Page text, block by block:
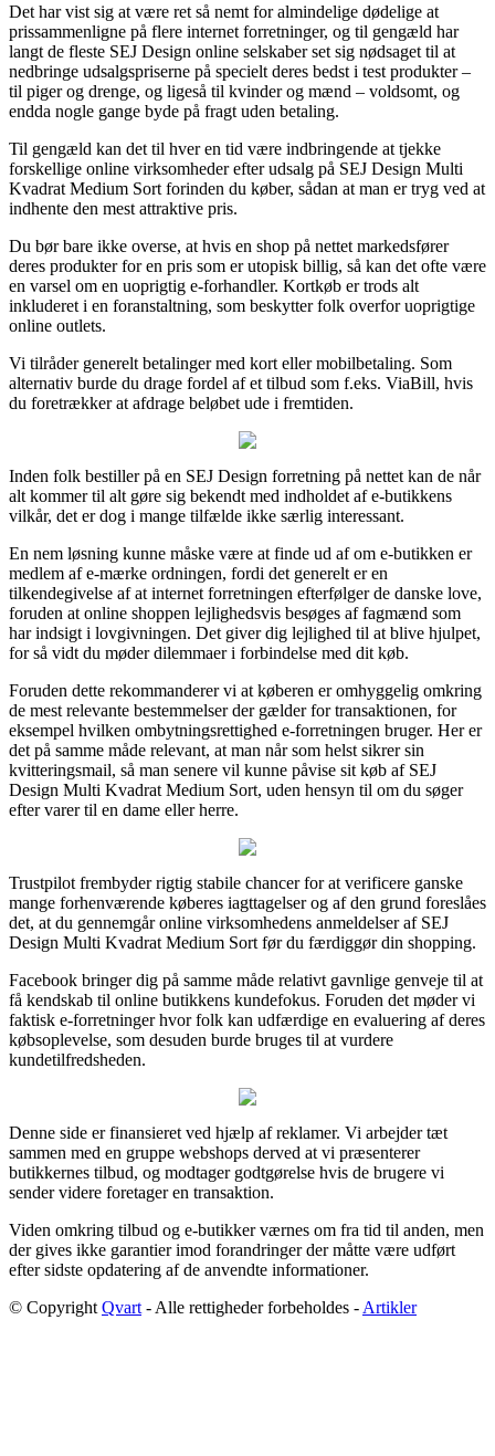
Det har vist sig at være ret så nemt for almindelige dødelige at
prissammenligne på flere internet forretninger, og til gengæld har
langt de fleste SEJ Design online selskaber set sig nødsaget til at
nedbringe udsalgspriserne på specielt deres bedst i test produkter –
til piger og drenge, og ligeså til kvinder og mænd – voldsomt, og
endda nogle gange byde på fragt uden betaling.
Til gengæld kan det til hver en tid være indbringende at tjekke
forskellige online virksomheder efter udsalg på SEJ Design Multi
Kvadrat Medium Sort forinden du køber, sådan at man er tryg ved at
indhente den mest attraktive pris.
Du bør bare ikke overse, at hvis en shop på nettet markedsfører
deres produkter for en pris som er utopisk billig, så kan det ofte være
en varsel om en uoprigtig e-forhandler. Kortkøb er trods alt
inkluderet i en foranstaltning, som beskytter folk overfor uoprigtige
online outlets.
Vi tilråder generelt betalinger med kort eller mobilbetaling. Som
alternativ burde du drage fordel af et tilbud som f.eks. ViaBill, hvis
du foretrækker at afdrage beløbet ude i fremtiden.
Inden folk bestiller på en SEJ Design forretning på nettet kan de når
alt kommer til alt gøre sig bekendt med indholdet af e-butikkens
vilkår, det er dog i mange tilfælde ikke særlig interessant.
En nem løsning kunne måske være at finde ud af om e-butikken er
medlem af e-mærke ordningen, fordi det generelt er en
tilkendegivelse af at internet forretningen efterfølger de danske love,
foruden at online shoppen lejlighedsvis besøges af fagmænd som
har indsigt i lovgivningen. Det giver dig lejlighed til at blive hjulpet,
for så vidt du møder dilemmaer i forbindelse med dit køb.
Foruden dette rekommanderer vi at køberen er omhyggelig omkring
de mest relevante bestemmelser der gælder for transaktionen, for
eksempel hvilken ombytningsrettighed e-forretningen bruger. Her er
det på samme måde relevant, at man når som helst sikrer sin
kvitteringsmail, så man senere vil kunne påvise sit køb af SEJ
Design Multi Kvadrat Medium Sort, uden hensyn til om du søger
efter varer til en dame eller herre.
Trustpilot frembyder rigtig stabile chancer for at verificere ganske
mange forhenværende køberes iagttagelser og af den grund foreslåes
det, at du gennemgår online virksomhedens anmeldelser af SEJ
Design Multi Kvadrat Medium Sort før du færdiggør din shopping.
Facebook bringer dig på samme måde relativt gavnlige genveje til at
få kendskab til online butikkens kundefokus. Foruden det møder vi
faktisk e-forretninger hvor folk kan udfærdige en evaluering af deres
købsoplevelse, som desuden burde bruges til at vurdere
kundetilfredsheden.
Denne side er finansieret ved hjælp af reklamer. Vi arbejder tæt
sammen med en gruppe webshops derved at vi præsenterer
butikkernes tilbud, og modtager godtgørelse hvis de brugere vi
sender videre foretager en transaktion.
Viden omkring tilbud og e-butikker værnes om fra tid til anden, men
der gives ikke garantier imod forandringer der måtte være udført
efter sidste opdatering af de anvendte informationer.
© Copyright Qvart - Alle rettigheder forbeholdes - Artikler